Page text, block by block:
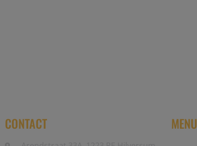
CONTACT MENU